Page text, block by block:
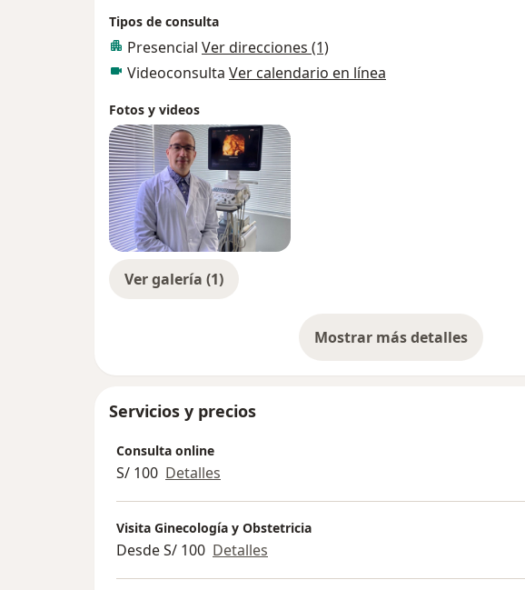
Tipos de consulta
Presencial Ver direcciones (1)
Videoconsulta Ver calendario en línea
Fotos y videos
Ver galería (1)
Mostrar más detalles
sobre la experiencia
Servicios y precios
Consulta online
S/ 100 Detalles
Visita Ginecología y Obstetricia
Desde S/ 100 Detalles